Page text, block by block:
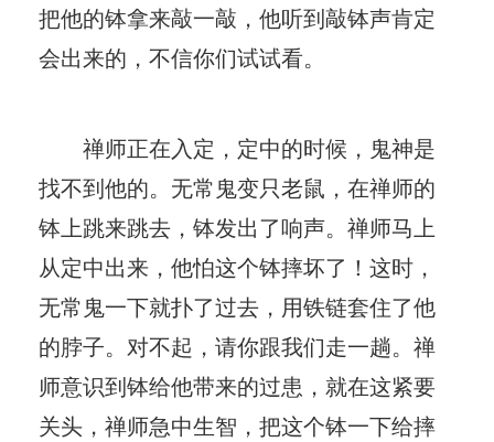
把他的钵拿来敲一敲，他听到敲钵声肯定
会出来的，不信你们试试看。
禅师正在入定，定中的时候，鬼神是
找不到他的。无常鬼变只老鼠，在禅师的
钵上跳来跳去，钵发出了响声。禅师马上
从定中出来，他怕这个钵摔坏了！这时，
无常鬼一下就扑了过去，用铁链套住了他
的脖子。对不起，请你跟我们走一趟。禅
师意识到钵给他带来的过患，就在这紧要
关头，禅师急中生智，把这个钵一下给摔